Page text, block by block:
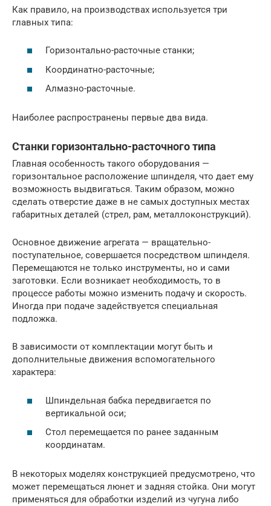
Как правило, на производствах используется три
главных типа:
Горизонтально-расточные станки;
Координатно-расточные;
Алмазно-расточные.
Наиболее распространены первые два вида.
Станки горизонтально-расточного типа
Главная особенность такого оборудования —
горизонтальное расположение шпинделя, что дает ему
возможность выдвигаться. Таким образом, можно
сделать отверстие даже в не самых доступных местах
габаритных деталей (стрел, рам, металлоконструкций).
Основное движение агрегата — вращательно-
поступательное, совершается посредством шпинделя.
Перемещаются не только инструменты, но и сами
заготовки. Если возникает необходимость, то в
процессе работы можно изменить подачу и скорость.
Иногда при подаче задействуется специальная
подложка.
В зависимости от комплектации могут быть и
дополнительные движения вспомогательного
характера:
Шпиндельная бабка передвигается по
вертикальной оси;
Стол перемещается по ранее заданным
координатам.
В некоторых моделях конструкцией предусмотрено, что
может перемещаться люнет и задняя стойка. Они могут
применяться для обработки изделий из чугуна либо